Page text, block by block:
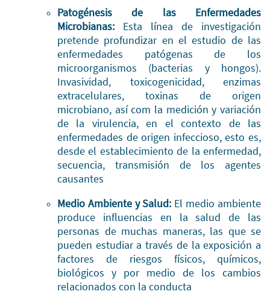
Patogénesis de las Enfermedades
Microbianas: Esta línea de investigación
pretende profundizar en el estudio de las
enfermedades patógenas de los
microorganismos (bacterias y hongos).
Invasividad, toxicogenicidad, enzimas
extracelulares, toxinas de origen
microbiano, así com la medición y variación
de la virulencia, en el contexto de las
enfermedades de origen infeccioso, esto es,
desde el establecimiento de la enfermedad,
secuencia, transmisión de los agentes
causantes
Medio Ambiente y Salud: El medio ambiente
produce influencias en la salud de las
personas de muchas maneras, las que se
pueden estudiar a través de la exposición a
factores de riesgos físicos, químicos,
biológicos y por medio de los cambios
relacionados con la conducta